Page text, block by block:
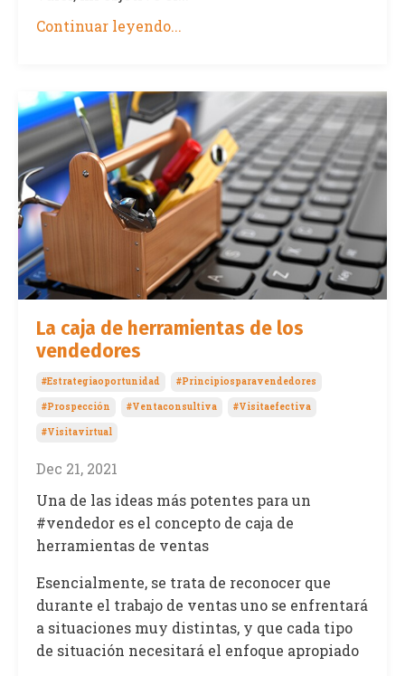
Continuar leyendo...
La caja de herramientas de los
vendedores
#estrategiaoportunidad #principiosparavendedores
#prospección #ventaconsultiva #visitaefectiva
#visitavirtual
Dec 21, 2021
Una de las ideas más potentes para un
#vendedor es el concepto de caja de
herramientas de ventas
Esencialmente, se trata de reconocer que
durante el trabajo de ventas uno se enfrentará
a situaciones muy distintas, y que cada tipo
de situación necesitará el enfoque apropiado